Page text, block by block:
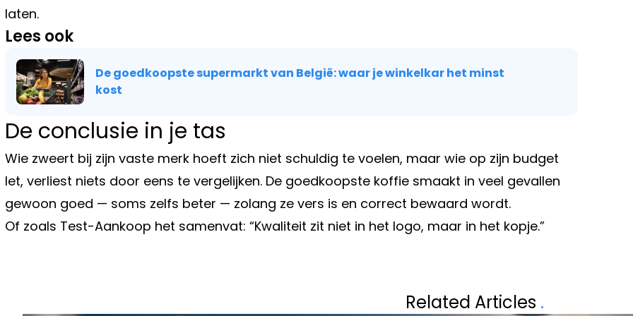
laten.
Lees ook
De goedkoopste supermarkt van België: waar je winkelkar het minst
kost
De conclusie in je tas
Wie zweert bij zijn vaste merk hoeft zich niet schuldig te voelen, maar wie op zijn budget
let, verliest niets door eens te vergelijken. De goedkoopste koffie smaakt in veel gevallen
gewoon goed — soms zelfs beter — zolang ze vers is en correct bewaard wordt.
Of zoals Test-Aankoop het samenvat: “Kwaliteit zit niet in het logo, maar in het kopje.”
(ZELFS ALS JE GEHAAST BENT)
WAAROM
VOOR JE
Related Articles .